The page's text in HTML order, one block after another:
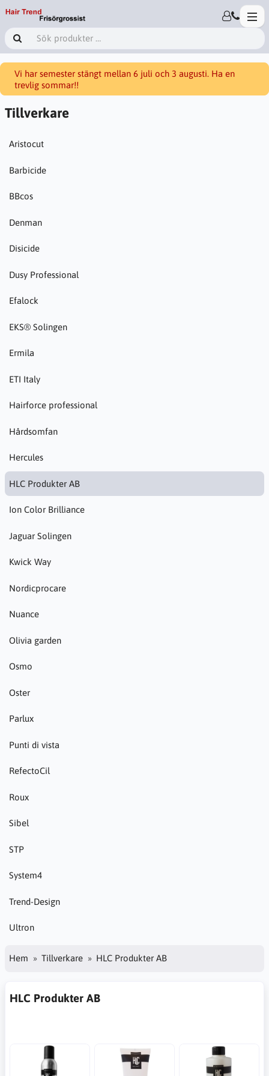
Vi har semester stängt mellan 6 juli och 3 augusti. Ha en
trevlig sommar!!
Tillverkare
Aristocut
Barbicide
BBcos
Denman
Disicide
Dusy Professional
Efalock
EKS® Solingen
Ermila
ETI Italy
Hairforce professional
Hårdsomfan
Hercules
HLC Produkter AB
Ion Color Brilliance
Jaguar Solingen
Kwick Way
Nordicprocare
Nuance
Olivia garden
Osmo
Oster
Parlux
Punti di vista
RefectoCil
Roux
Sibel
STP
System4
Trend-Design
Ultron
Hem Tillverkare HLC Produkter AB
HLC Produkter AB